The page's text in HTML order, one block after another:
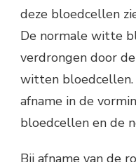
deze bloedcellen
De normale witte
verdrongen door
witten
afname in de
bloedcellen en de